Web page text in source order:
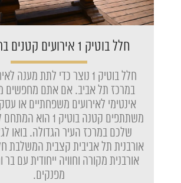
חלל בוטיק 1 אירועים קטנים בתל אביב
חלל בוטיק 1 נוצר כדי לתת מענה
במרכז תל אביב. אם אתם מחפשים
אינטימי לאירועים משפחתיים או
משתתפים קטנה בוטיק 1
שלכם במרכז העיר הגדולה. בואו
אורבנית תל אביבית קצבית המשלבת
אורבנית מקורה וחוויה ייחודית עם
מפנקים.